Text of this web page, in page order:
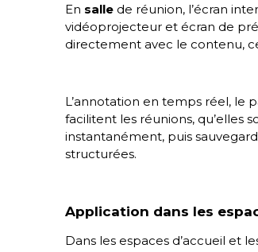
En salle de réunion, l’écran
vidéoprojecteur et écran de
directement avec le contenu,
L’annotation en temps réel, le
facilitent les réunions, qu’elles
instantanément, puis
structurées.
Application dans les
Dans les espaces d’accueil et